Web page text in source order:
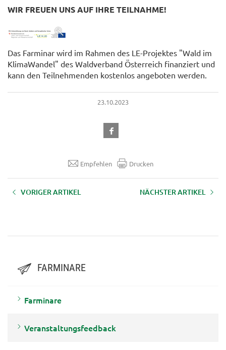
WIR FREUEN UNS AUF IHRE TEILNAHME!
Das Farminar wird im Rahmen des LE-Projektes "Wald im
KlimaWandel" des Waldverband Österreich finanziert und
kann den Teilnehmenden kostenlos angeboten werden.
23.10.2023
Empfehlen Drucken
VORIGER ARTIKEL NÄCHSTER ARTIKEL
FARMINARE
Farminare
Veranstaltungsfeedback